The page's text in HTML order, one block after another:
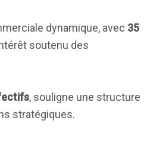
dynamique, avec 35
soutenu des
, souligne une structure
stratégiques.